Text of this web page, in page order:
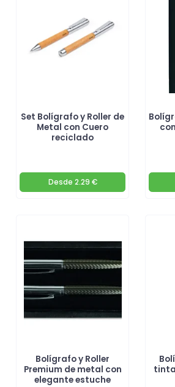
Set Bolígrafo y Roller de
Metal con Cuero
reciclado
Desde 2.29 €
Bolígrafo y Roller
Premium de metal con
elegante estuche